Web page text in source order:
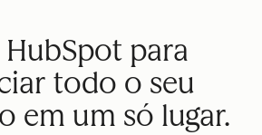
HubSpot para
todo o seu
em um só lugar.